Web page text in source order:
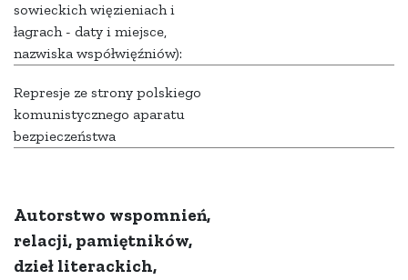
sowieckich więzieniach i
łagrach - daty i miejsce,
nazwiska współwięźniów):
Represje ze strony polskiego
komunistycznego aparatu
bezpieczeństwa
Autorstwo wspomnień,
relacji, pamiętników,
dzieł literackich,